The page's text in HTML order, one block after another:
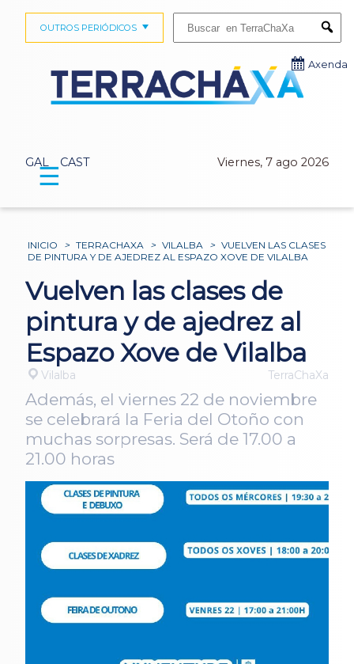
GAL CAST Viernes, 7 ago 2026
OUTROS PERIÓDICOS
Axenda
☰
INICIO > TERRACHAXA > VILALBA > VUELVEN LAS CLASES
DE PINTURA Y DE AJEDREZ AL ESPAZO XOVE DE VILALBA
Vuelven las clases de
pintura y de ajedrez al
Espazo Xove de Vilalba
Vilalba TerraChaXa
Además, el viernes 22 de noviembre
se celebrará la Feria del Otoño con
muchas sorpresas. Será de 17.00 a
21.00 horas